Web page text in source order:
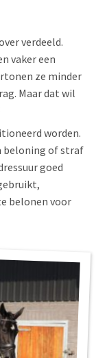
verdeeld.
vaker een
ze minder
Maar dat wil
worden.
beloning of straf
goed
belonen voor